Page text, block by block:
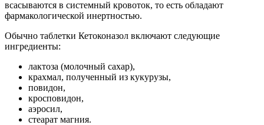
всасываются в системный кровоток, то есть обладают
фармакологической инертностью.
Обычно таблетки Кетоконазол включают следующие
ингредиенты:
лактоза (молочный сахар),
крахмал, полученный из кукурузы,
повидон,
кросповидон,
аэросил,
стеарат магния.